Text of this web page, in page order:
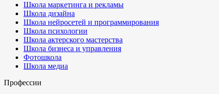
Школа маркетинга и рекламы
Школа дизайна
Школа нейросетей и программирования
Школа психологии
Школа актерского мастерства
Школа бизнеса и управления
Фотошкола
Школа медиа
Профессии